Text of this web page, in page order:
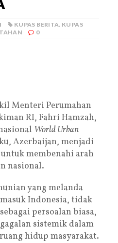
KUPAS BERITA, KUPAS
0
Menteri Perumahan
RI, Fahri Hamzah,
World Urban
Azerbaijan, menjadi
membenahi arah
nasional.
yang melanda
Indonesia, tidak
persoalan biasa,
sistemik dalam
hidup masyarakat.